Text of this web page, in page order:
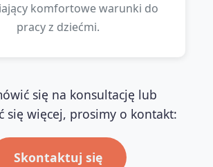
komfortowe warunki do
pracy z dziećmi.
się na konsultację lub
się więcej, prosimy o kontakt:
Skontaktuj się